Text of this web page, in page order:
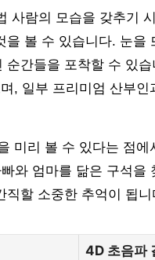
사람의 모습을 갖추기
볼 수 있습니다. 눈을
간들을 포착할 수 있
, 일부 프리미엄 산부
미리 볼 수 있다는 점에
와 엄마를 닮은 구석을
직할 소중한 추억이 됩니
4D 초음파